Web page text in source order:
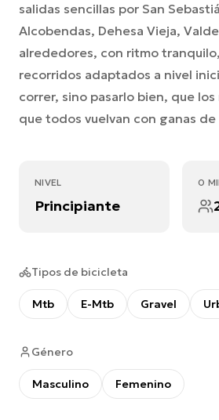
salidas sencillas por San
Alcobendas, Dehesa Vieja,
alrededores, con ritmo
recorridos adaptados a nivel
correr, sino pasarlo bien, que
que todos vuelvan con ganas
NIVEL
Principiante
0
Tipos de bicicleta
Mtb E-Mtb Gravel
Género
Masculino Femenino